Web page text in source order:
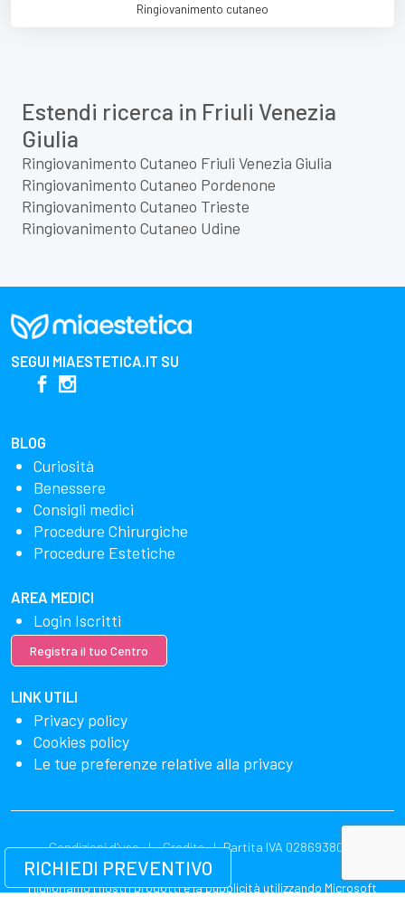
Ringiovanimento cutaneo
Estendi ricerca in Friuli Venezia
Giulia
Ringiovanimento Cutaneo Friuli Venezia Giulia
Ringiovanimento Cutaneo Pordenone
Ringiovanimento Cutaneo Trieste
Ringiovanimento Cutaneo Udine
SEGUI MIAESTETICA.IT SU
BLOG
Curiosità
Benessere
Consigli medici
Procedure Chirurgiche
Procedure Estetiche
AREA MEDICI
Login Iscritti
Registra il tuo Centro
LINK UTILI
Privacy policy
Cookies policy
Le tue preferenze relative alla privacy
Condizioni d'uso Credits Partita IVA 02869380549
Miglioriamo i nostri prodotti e la pubblicità utilizzando Microsoft
RICHIEDI PREVENTIVO